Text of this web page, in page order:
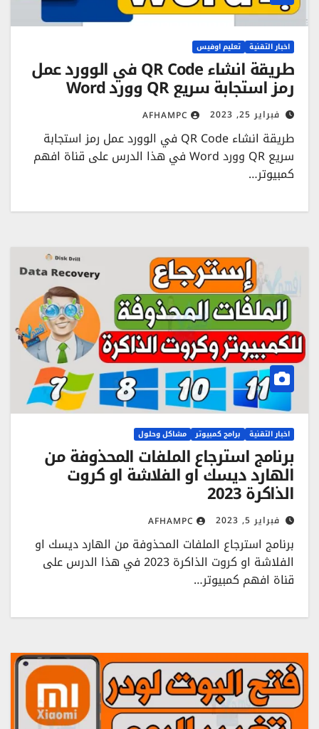
اخبار التقنية تعليم اوفيس
طريقة انشاء QR Code في الوورد عمل
رمز استجابة سريع QR وورد Word
فبراير 25, 2023 AFHAMPC
طريقة انشاء QR Code في الوورد عمل رمز استجابة
سريع QR وورد Word في هذا الدرس على قناة افهم
كمبيوتر…
اخبار التقنية برامج كمبيوتر مشاكل وحلول
برنامج استرجاع الملفات المحذوفة من
الهارد ديسك او الفلاشة او كروت
الذاكرة 2023
فبراير 5, 2023 AFHAMPC
برنامج استرجاع الملفات المحذوفة من الهارد ديسك او
الفلاشة او كروت الذاكرة 2023 في هذا الدرس على
قناة افهم كمبيوتر…